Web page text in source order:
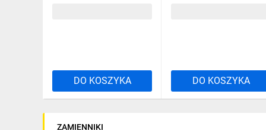
DO KOSZYKA DO KOSZYKA
ZAMIENNIKI